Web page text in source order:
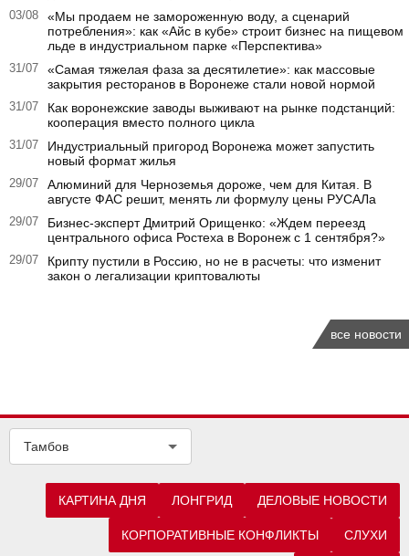
03/08
«Мы продаем не замороженную воду, а сценарий
потребления»: как «Айс в кубе» строит бизнес на пищевом
льде в индустриальном парке «Перспектива»
31/07
«Самая тяжелая фаза за десятилетие»: как массовые
закрытия ресторанов в Воронеже стали новой нормой
31/07
Как воронежские заводы выживают на рынке подстанций:
кооперация вместо полного цикла
31/07
Индустриальный пригород Воронежа может запустить
новый формат жилья
29/07
Алюминий для Черноземья дороже, чем для Китая. В
августе ФАС решит, менять ли формулу цены РУСАЛа
29/07
Бизнес-эксперт Дмитрий Орищенко: «Ждем переезд
центрального офиса Ростеха в Воронеж с 1 сентября?»
29/07
Крипту пустили в Россию, но не в расчеты: что изменит
закон о легализации криптовалюты
все новости
Тамбов
КАРТИНА ДНЯ ЛОНГРИД ДЕЛОВЫЕ НОВОСТИ
КОРПОРАТИВНЫЕ КОНФЛИКТЫ СЛУХИ